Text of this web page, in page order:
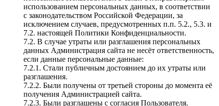
использованием персональных данных, в соответствии
с законодательством Российской Федерации, за
исключением случаев, предусмотренных п.п. 5.2., 5.3. и
7.2. настоящей Политики Конфиденциальности.
7.2. В случае утраты или разглашения персональных
данных Администрация сайта не несёт ответственность,
если данные персональные данные:
7.2.1. Стали публичным достоянием до их утраты или
разглашения.
7.2.2. Были получены от третьей стороны до момента её
получения Администрацией сайта.
7.2.3. Были разглашены с согласия Пользователя.